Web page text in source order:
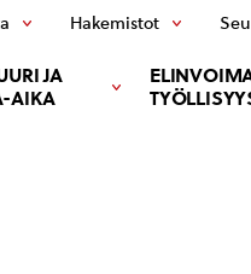
JA
AIKA
Hakemistot